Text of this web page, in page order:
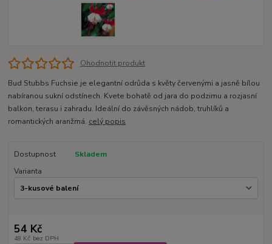
Ohodnotit produkt
Bud Stubbs Fuchsie je elegantní odrůda s květy červenými a jasně bílou
nabíranou sukní odstínech. Kvete bohatě od jara do podzimu a rozjasní
balkon, terasu i zahradu. Ideální do závěsných nádob, truhlíků a
romantických aranžmá. celý popis
Dostupnost
Skladem
Varianta
54 Kč
48 Kč bez DPH